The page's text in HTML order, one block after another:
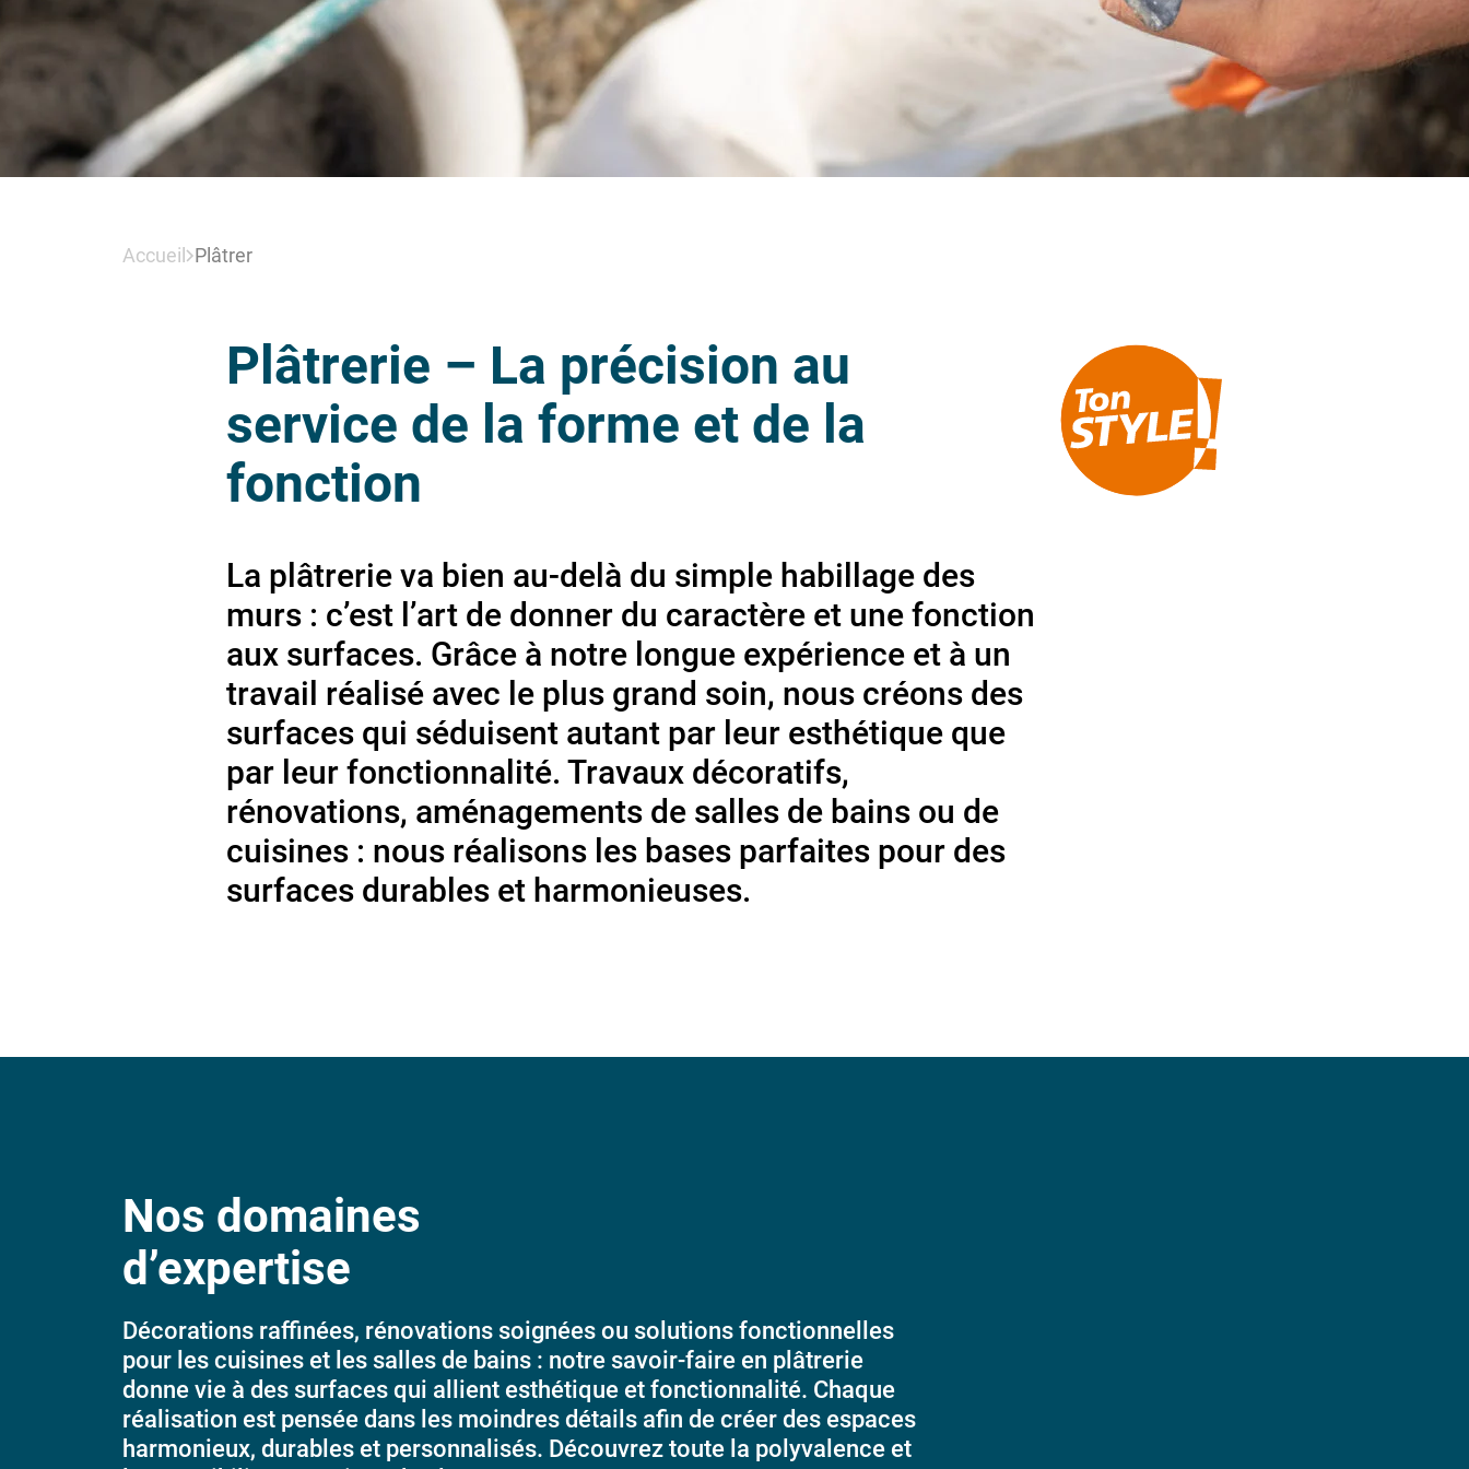
Accueil Plâtrer
Plâtrerie – La précision au
service de la forme et de la
fonction
La plâtrerie va bien au-delà du simple habillage des
murs : c’est l’art de donner du caractère et une fonction
aux surfaces. Grâce à notre longue expérience et à un
travail réalisé avec le plus grand soin, nous créons des
surfaces qui séduisent autant par leur esthétique que
par leur fonctionnalité. Travaux décoratifs,
rénovations, aménagements de salles de bains ou de
cuisines : nous réalisons les bases parfaites pour des
surfaces durables et harmonieuses.
Nos domaines
d’expertise
Décorations raffinées, rénovations soignées ou solutions fonctionnelles
pour les cuisines et les salles de bains : notre savoir-faire en plâtrerie
donne vie à des surfaces qui allient esthétique et fonctionnalité. Chaque
réalisation est pensée dans les moindres détails afin de créer des espaces
harmonieux, durables et personnalisés. Découvrez toute la polyvalence et